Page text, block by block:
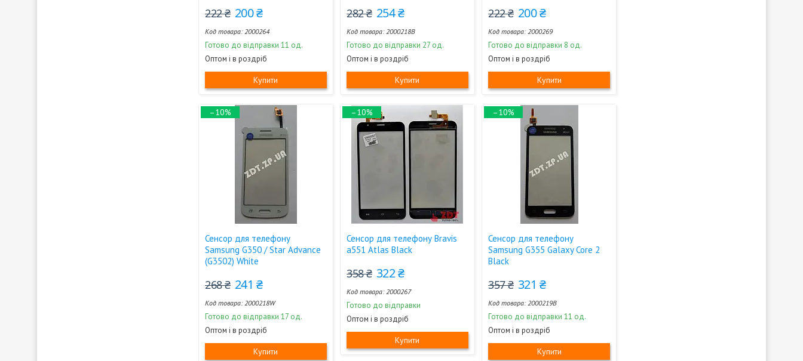
222 ₴ 200 ₴
2000264
Готово до відправки 11 од.
Оптом і в роздріб
Купити
282 ₴ 254 ₴
2000218B
Готово до відправки 27 од.
Оптом і в роздріб
Купити
222 ₴ 200 ₴
2000269
Готово до відправки 8 од.
Оптом і в роздріб
Купити
–10%
Сенсор для телефону
Samsung G350 / Star Advance
(G3502) White
268 ₴ 241 ₴
2000218W
Готово до відправки 17 од.
Оптом і в роздріб
Купити
–10%
Сенсор для телефону Bravis
a551 Atlas Black
358 ₴ 322 ₴
2000267
Готово до відправки
Оптом і в роздріб
Купити
–10%
Сенсор для телефону
Samsung G355 Galaxy Core 2
Black
357 ₴ 321 ₴
2000219B
Готово до відправки 11 од.
Оптом і в роздріб
Купити